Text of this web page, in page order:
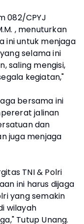
082/CPYJ
, menuturkan
ini untuk menjaga
selama ini
saling mengisi,
kegiatan,"
bersama ini
jalinan
dan
juga menjaga
TNI & Polri
ini harus dijaga
yang semakin
wilayah
Tutup Unang.